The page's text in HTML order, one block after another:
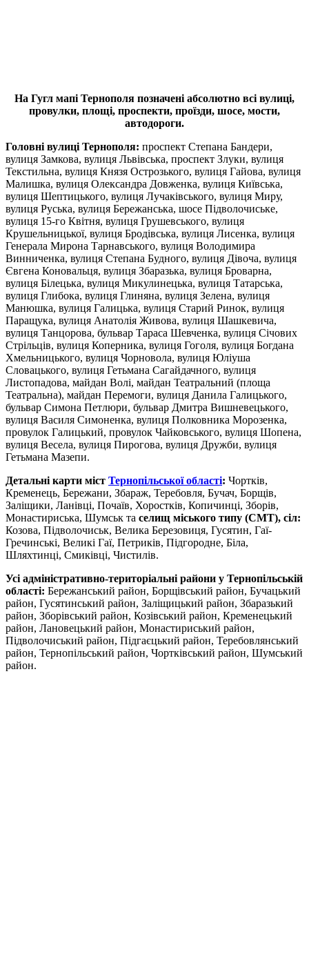
На Гугл мапі Тернополя позначені абсолютно всі вулиці,
провулки, площі, проспекти, проїзди, шосе, мости,
автодороги.
Головні вулиці Тернополя: проспект Степана Бандери,
вулиця Замкова, вулиця Львівська, проспект Злуки, вулиця
Текстильна, вулиця Князя Острозького, вулиця Гайова, вулиця
Малишка, вулиця Олександра Довженка, вулиця Київська,
вулиця Шептицького, вулиця Лучаківського, вулиця Миру,
вулиця Руська, вулиця Бережанська, шосе Підволочиське,
вулиця 15-го Квітня, вулиця Грушевського, вулиця
Крушельницької, вулиця Бродівська, вулиця Лисенка, вулиця
Генерала Мирона Тарнавського, вулиця Володимира
Винниченка, вулиця Степана Будного, вулиця Дівоча, вулиця
Євгена Коновальця, вулиця Збаразька, вулиця Броварна,
вулиця Білецька, вулиця Микулинецька, вулиця Татарська,
вулиця Глибока, вулиця Глиняна, вулиця Зелена, вулиця
Манюшка, вулиця Галицька, вулиця Старий Ринок, вулиця
Паращука, вулиця Анатолія Живова, вулиця Шашкевича,
вулиця Танцорова, бульвар Тараса Шевченка, вулиця Січових
Стрільців, вулиця Коперника, вулиця Гоголя, вулиця Богдана
Хмельницького, вулиця Чорновола, вулиця Юліуша
Словацького, вулиця Гетьмана Сагайдачного, вулиця
Листопадова, майдан Волі, майдан Театральний (площа
Театральна), майдан Перемоги, вулиця Данила Галицького,
бульвар Симона Петлюри, бульвар Дмитра Вишневецького,
вулиця Василя Симоненка, вулиця Полковника Морозенка,
провулок Галицький, провулок Чайковського, вулиця Шопена,
вулиця Весела, вулиця Пирогова, вулиця Дружби, вулиця
Гетьмана Мазепи.
Детальні карти міст Тернопільської області: Чортків,
Кременець, Бережани, Збараж, Теребовля, Бучач, Борщів,
Заліщики, Ланівці, Почаїв, Хоростків, Копичинці, Зборів,
Монастириська, Шумськ та селищ міського типу (СМТ), сіл:
Козова, Підволочиськ, Велика Березовиця, Гусятин, Гаї-
Гречинські, Великі Гаї, Петриків, Підгородне, Біла,
Шляхтинці, Смиківці, Чистилів.
Усі адміністративно-територіальні райони у Тернопільській
області: Бережанський район, Борщівський район, Бучацький
район, Гусятинський район, Заліщицький район, Збаразький
район, Зборівський район, Козівський район, Кременецький
район, Лановецький район, Монастириський район,
Підволочиський район, Підгаєцький район, Теребовлянський
район, Тернопільський район, Чортківський район, Шумський
район.